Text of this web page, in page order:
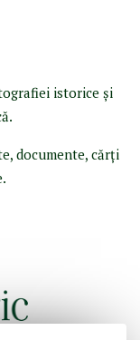
istorice şi
documente, cărţi